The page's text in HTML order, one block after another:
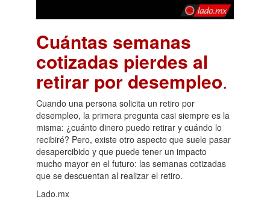
Cuántas semanas
cotizadas pierdes al
retirar por desempleo.
Cuando una persona solicita un retiro por
desempleo, la primera pregunta casi siempre es la
misma: ¿cuánto dinero puedo retirar y cuándo lo
recibiré? Pero, existe otro aspecto que suele pasar
desapercibido y que puede tener un impacto
mucho mayor en el futuro: las semanas cotizadas
que se descuentan al realizar el retiro.
Lado.mx